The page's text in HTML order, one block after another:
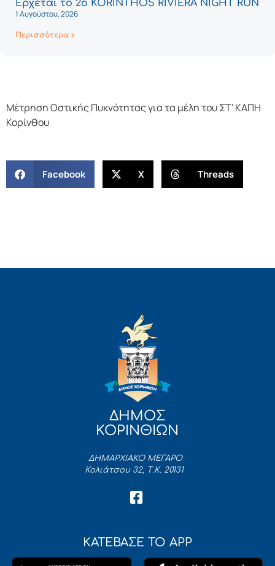
Έρχεται το 2ο KORINTHOS RIVIERA NIGHT RUN
1 Αυγούστου, 2026
Περισσότερα »
Μέτρηση Οστικής Πυκνότητας για τα μέλη του ΣΤ' ΚΑΠΗ
Κορίνθου
Facebook X Threads
ΔΗΜΟΣ
ΚΟΡΙΝΘΙΩΝ
ΔΗΜΑΡΧΙΑΚΟ ΜΕΓΑΡΟ
Κολιάτσου 32, Τ.Κ. 20131
ΚΑΤΕΒΑΣΕ ΤΟ APP